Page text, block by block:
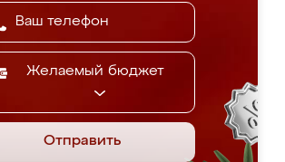
Желаемый бюджет
Отправить